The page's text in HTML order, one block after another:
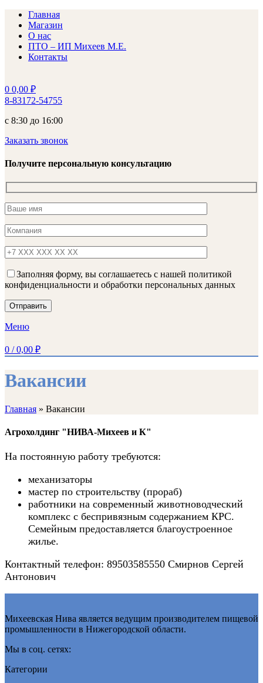
Главная
Магазин
О нас
ПТО – ИП Михеев М.Е.
Контакты
0 0,00 ₽
8-83172-54755
с 8:30 до 16:00
Заказать звонок
Получите персональную консультацию
Заполняя форму, вы соглашаетесь с нашей политикой
конфиденциальности и обработки персональных данных
Меню
0 / 0,00 ₽
Вакансии
Главная » Вакансии
Агрохолдинг "НИВА-Михеев и К"
На постоянную работу требуются:
механизаторы
мастер по строительству (прораб)
работники на современный животноводческий
комплекс с беспривязным содержанием КРС.
Семейным предоставляется благоустроенное
жилье.
Контактный телефон: 89503585550 Смирнов Сергей
Антонович
Михеевская Нива является ведущим производителем пищевой
промышленности в Нижегородской области.
Мы в соц. сетях:
Категории